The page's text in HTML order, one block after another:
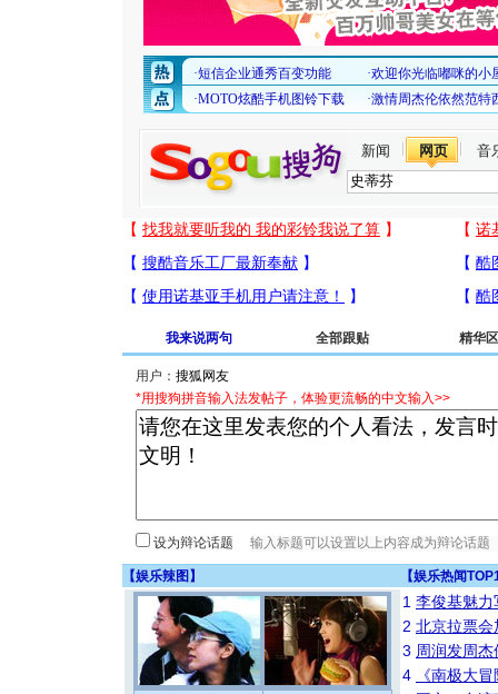
新闻 网页 音
我来说两句 全部跟贴 精华区
用户：
*用搜狗拼音输入法发帖子，体验更流畅的中文输入>>
设为辩论话题
【娱乐辣图 】 【娱乐热闻
1 李俊基魅力
2 北京拉票
3 周润发周
4
《南极大